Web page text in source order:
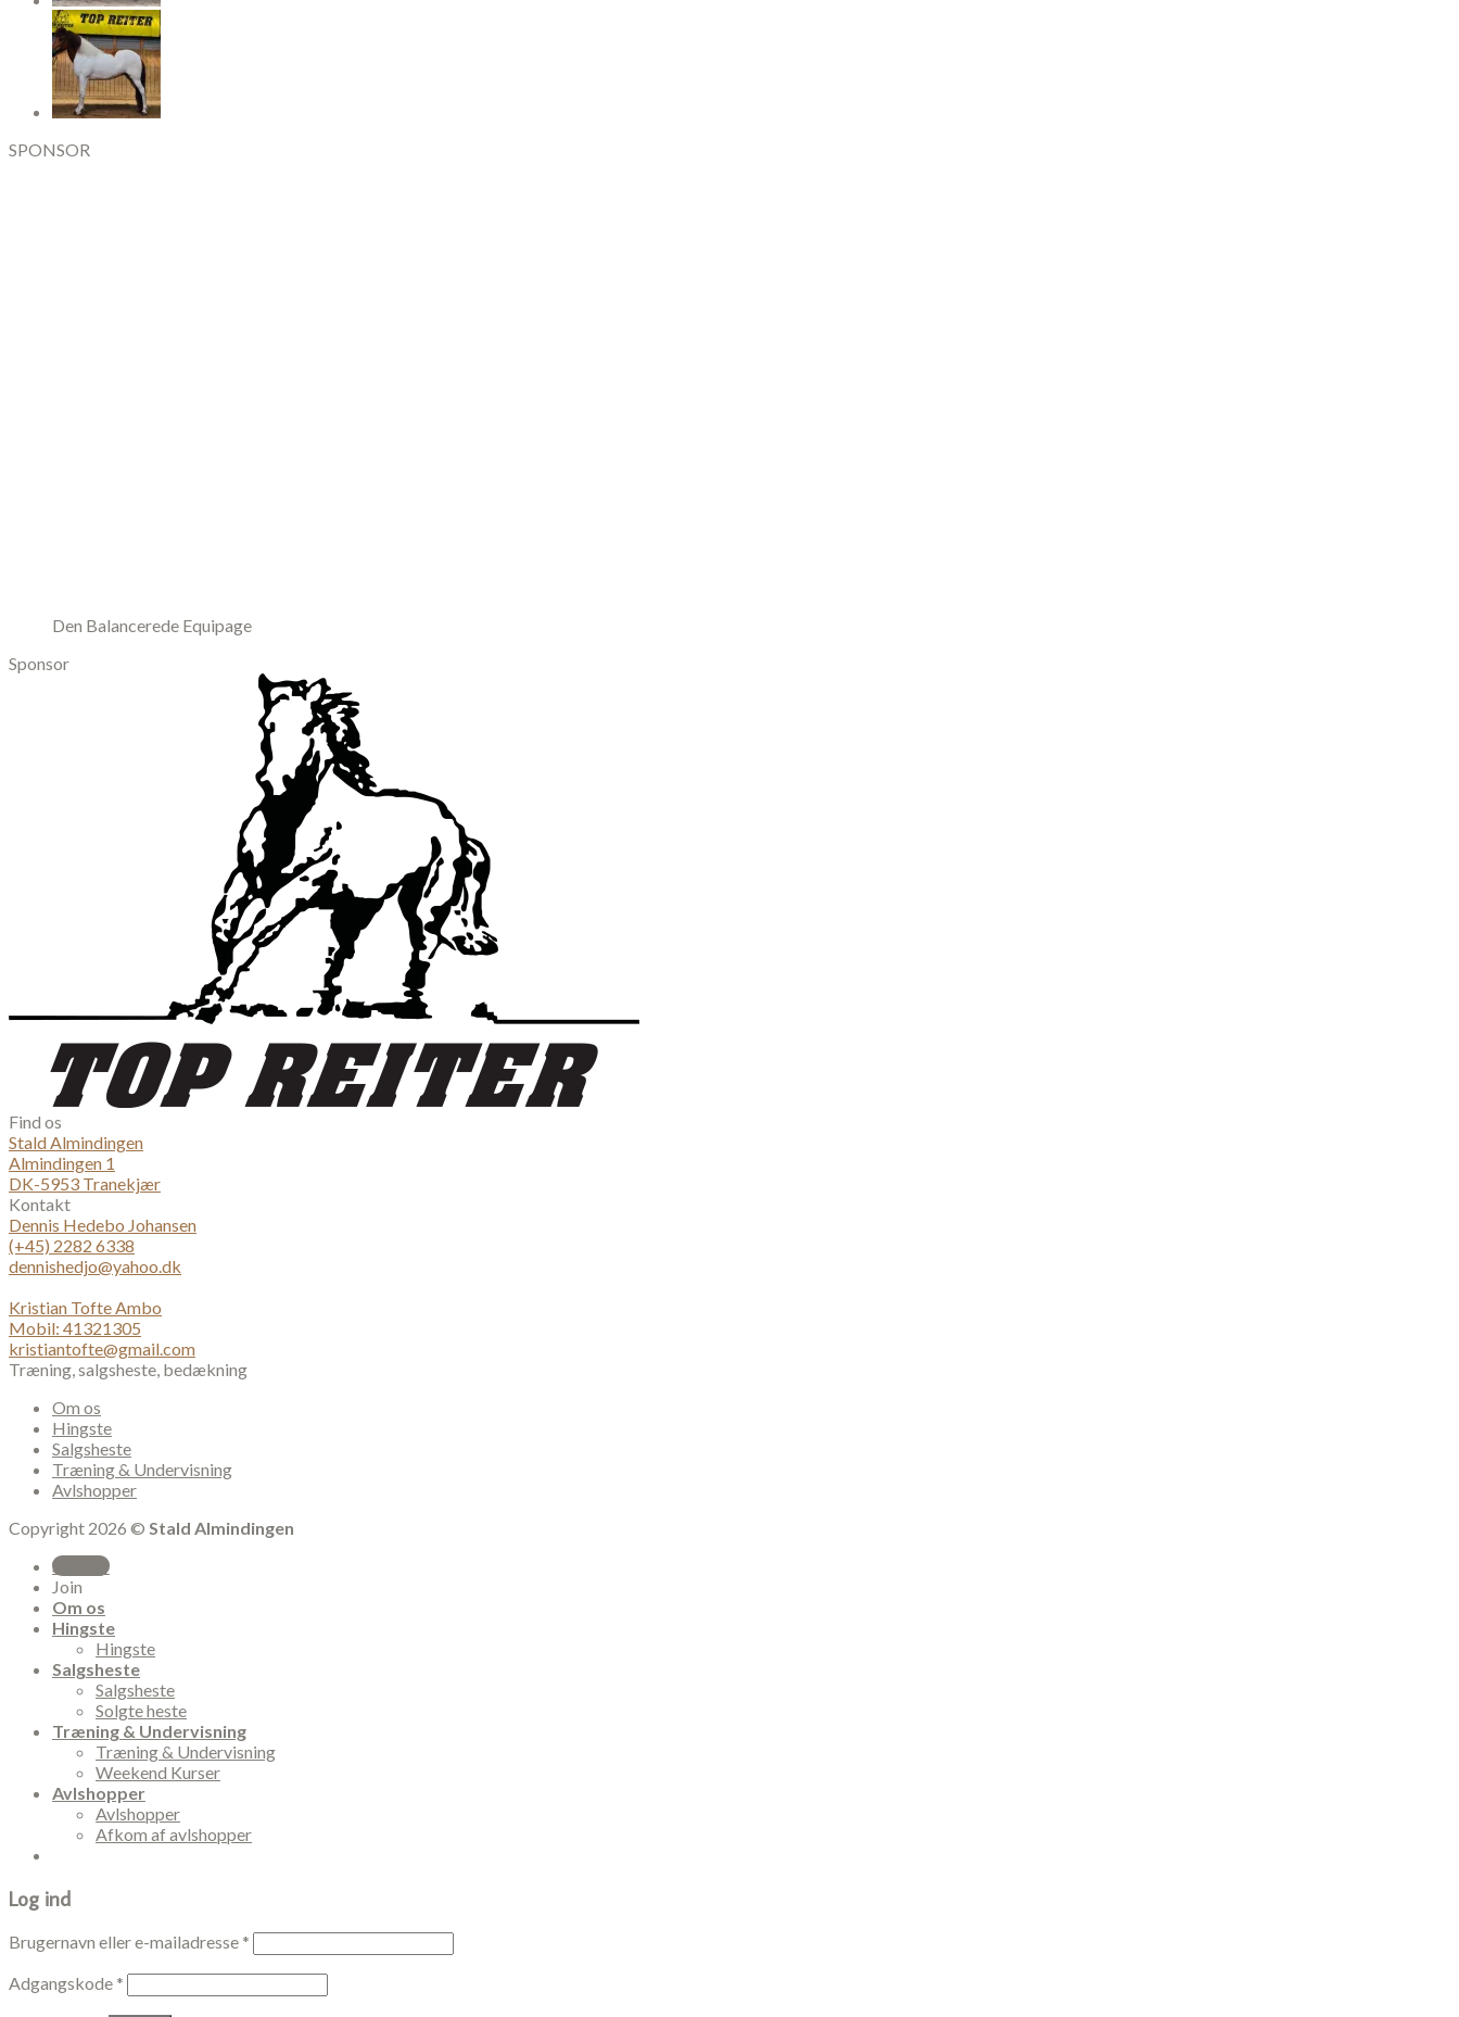
SPONSOR
Den Balancerede Equipage
Sponsor
Find os
Stald Almindingen
Almindingen 1
DK-5953 Tranekjær
Kontakt
Dennis Hedebo Johansen
(+45) 2282 6338
dennishedjo@yahoo.dk
Kristian Tofte Ambo
Mobil: 41321305
kristiantofte@gmail.com
Træning, salgsheste, bedækning
Om os
Hingste
Salgsheste
Træning & Undervisning
Avlshopper
Copyright 2026 © Stald Almindingen
Sign Up
Join
Om os
Hingste
Hingste
Salgsheste
Salgsheste
Solgte heste
Træning & Undervisning
Træning & Undervisning
Weekend Kurser
Avlshopper
Avlshopper
Afkom af avlshopper
Log ind
Brugernavn eller e-mailadresse *
Adgangskode *